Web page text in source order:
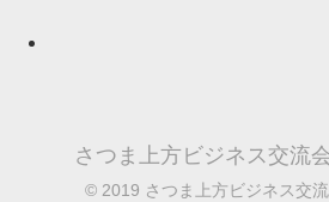
さつま上方ビジネス交流
© 2019 さつま上方ビジネス交流